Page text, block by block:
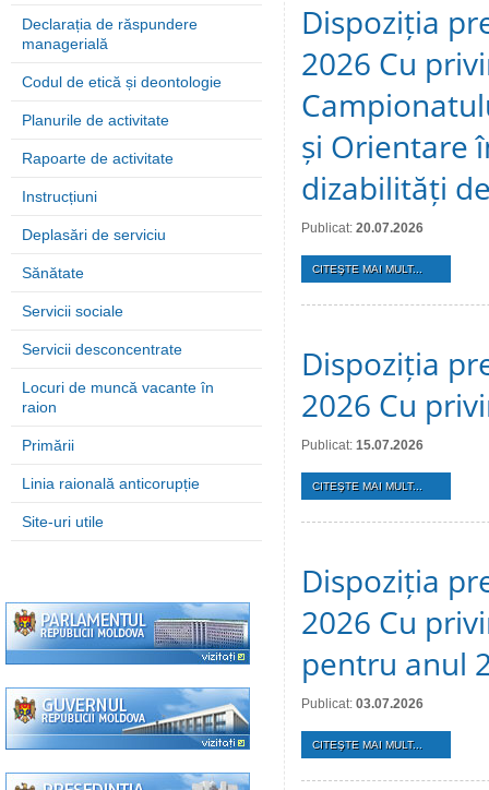
Declarația de răspundere
managerială
Codul de etică și deontologie
Planurile de activitate
Rapoarte de activitate
Instrucțiuni
Deplasări de serviciu
Sănătate
Servicii sociale
Servicii desconcentrate
Locuri de muncă vacante în
raion
Primării
Linia raională anticorupție
Site-uri utile
Dispoziția
2026 Cu
și Orientare
dizabilități
Publicat: 20.07.2026
CITEŞTE MAI MULT...
Dispoziția
2026 Cu
Publicat: 15.07.2026
CITEŞTE MAI MULT...
Dispoziția
2026 Cu
pentru anul
Publicat: 03.07.2026
CITEŞTE MAI MULT...